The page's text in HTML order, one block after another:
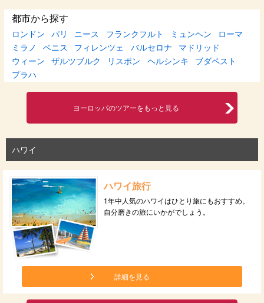
都市から探す
ロンドン パリ ニース フランクフルト ミュンヘン
ローマ
ミラノ
ベニス フィレンツェ バルセロナ
マドリッド
ウィーン
ザルツブルク リスボン ヘルシンキ
ブダペスト
プラハ
ヨーロッパのツアーをもっと見る
ハワイ
ハワイ旅行
1年中人気のハワイはひとり旅にもおすすめ。
自分磨きの旅にいかがでしょう。
詳細を見る